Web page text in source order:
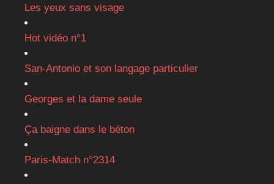
Les yeux sans visage
Hot vidéo n°1
San-Antonio et son langage particulier
Georges et la dame seule
Ça baigne dans le béton
Paris-Match n°2314